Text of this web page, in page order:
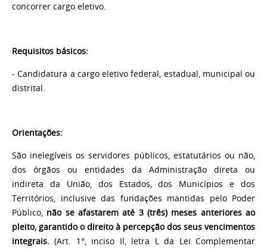
concorrer cargo eletivo.
Requisitos básicos:
- Candidatura a cargo eletivo federal, estadual, municipal ou
distrital.
Orientações:
São inelegíveis os servidores públicos, estatutários ou não,
dos órgãos ou entidades da Administração direta ou
indireta da União, dos Estados, dos Municípios e dos
Territórios, inclusive das fundações mantidas pelo Poder
Público, não se afastarem até 3 (três) meses anteriores ao
pleito, garantido o direito à percepção dos seus vencimentos
integrais.(Art. 1°, inciso II, letra L da Lei Complementar